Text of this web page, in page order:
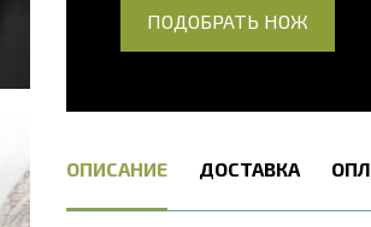
ПОДОБРАТЬ НОЖ
ОПИСАНИЕ ДОСТАВКА